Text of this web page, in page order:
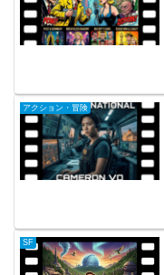
アクション・冒険
SF